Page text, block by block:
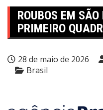
ROUBOS EM
PRIMEIRO
28 de maio de 2026
Brasil